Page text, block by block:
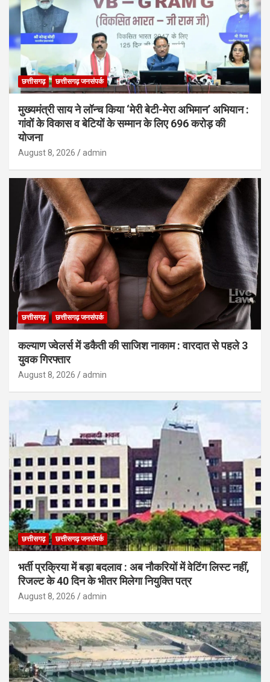
छत्तीसगढ़ छत्तीसगढ़ जनसंपर्क
मुख्यमंत्री साय ने लॉन्च किया ‘मेरी बेटी-मेरा अभिमान’ अभियान :
गांवों के विकास व बेटियों के सम्मान के लिए 696 करोड़ की
योजना
August 8, 2026 admin
छत्तीसगढ़ छत्तीसगढ़ जनसंपर्क
कल्याण ज्वेलर्स में डकैती की साजिश नाकाम : वारदात से पहले 3
युवक गिरफ्तार
August 8, 2026 admin
छत्तीसगढ़ छत्तीसगढ़ जनसंपर्क
भर्ती प्रक्रिया में बड़ा बदलाव : अब नौकरियों में वेटिंग लिस्ट नहीं,
रिजल्ट के 40 दिन के भीतर मिलेगा नियुक्ति पत्र
August 8, 2026 admin